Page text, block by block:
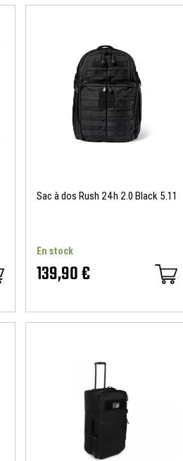
Sac à dos Rush 24h 2.0 Black 5.11
En stock
139,90 €